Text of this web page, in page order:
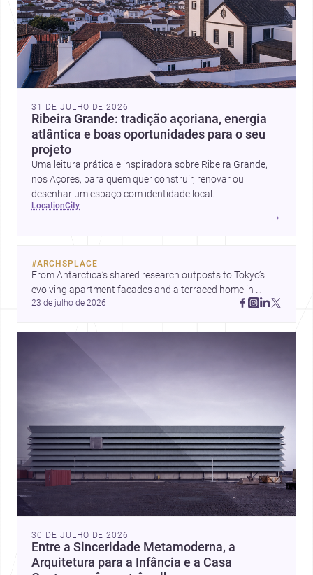
31 DE JULHO DE 2026
Ribeira Grande: tradição açoriana, energia
atlântica e boas oportunidades para o seu
projeto
Uma leitura prática e inspiradora sobre Ribeira Grande,
nos Açores, para quem quer construir, renovar ou
desenhar um espaço com identidade local.
location city
→
#ARCHSPLACE
From Antarctica’s shared research outposts to Tokyo’s
evolving apartment facades and a terraced home in
Amman, these projects show how architecture adapts to
23 de julho de 2026
30 DE JULHO DE 2026
Entre a Sinceridade Metamoderna, a
Arquitetura para a Infância e a Casa